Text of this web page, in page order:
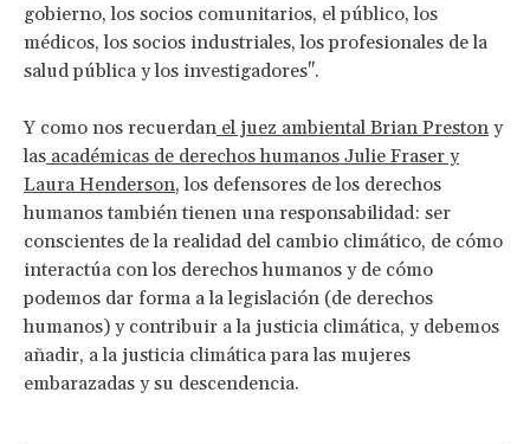
gobierno, los socios comunitarios, el público, los
médicos, los socios industriales, los profesionales de la
salud pública y los investigadores".
Y como nos recuerdan el juez ambiental Brian Preston y
las académicas de derechos humanos Julie Fraser y
Laura Henderson, los defensores de los derechos
humanos también tienen una responsabilidad: ser
conscientes de la realidad del cambio climático, de cómo
interactúa con los derechos humanos y de cómo
podemos dar forma a la legislación (de derechos
humanos) y contribuir a la justicia climática, y debemos
añadir, a la justicia climática para las mujeres
embarazadas y su descendencia.